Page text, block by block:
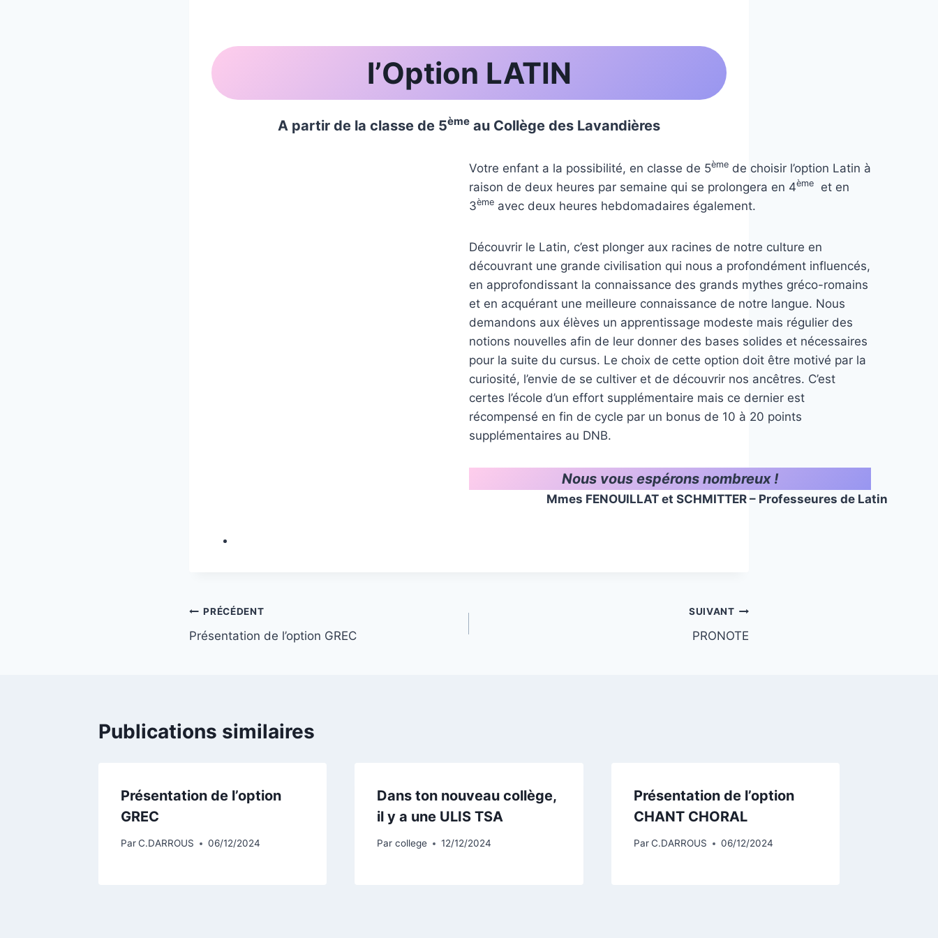
l’Option LATIN
A partir de la classe de 5ème au Collège des Lavandières
Votre enfant a la possibilité, en classe de 5ème de choisir l’option Latin à
raison de deux heures par semaine qui se prolongera en 4ème
et en
3ème avec deux heures hebdomadaires également.
Découvrir le Latin, c’est plonger aux racines de notre culture en
découvrant une grande civilisation qui nous a profondément influencés,
en approfondissant la connaissance des grands mythes gréco-romains
et en acquérant une meilleure connaissance de notre langue. Nous
demandons aux élèves un apprentissage modeste mais régulier des
notions nouvelles afin de leur donner des bases solides et nécessaires
pour la suite du cursus. Le choix de cette option doit être motivé par la
curiosité, l’envie de se cultiver et de découvrir nos ancêtres. C’est
certes l’école d’un effort supplémentaire mais ce dernier est
récompensé en fin de cycle par un bonus de 10 à 20 points
supplémentaires au DNB.
Nous vous espérons nombreux !
Mmes FENOUILLAT et SCHMITTER – Professeures de Latin
Navigation
de
PRÉCÉDENT
Présentation de l’option GREC
SUIVANT
PRONOTE
Publications similaires
Présentation de l’option
GREC
ParC.DARROUS 06/12/2024
Dans ton nouveau collège,
il y a une ULIS TSA
Par college 12/12/2024
Présentation de l’option
CHANT CHORAL
Par C.DARROUS 06/12/2024